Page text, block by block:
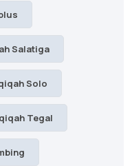
Salatiga
Solo
Tegal